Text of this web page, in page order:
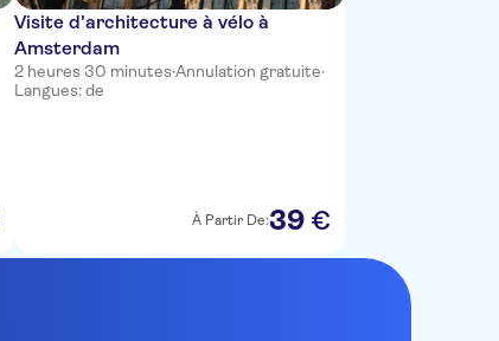
Visite d'architecture à vélo à
Amsterdam
2 heures 30 minutes·Annulation gratuite·
Langues: de
À Partir De:39 €